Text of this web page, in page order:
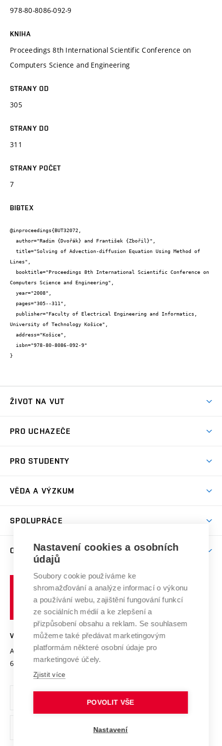
978-80-8086-092-9
KNIHA
Proceedings 8th International Scientific Conference on
Computers Science and Engineering
STRANY OD
305
STRANY DO
311
STRANY POČET
7
BIBTEX
@inproceedings{BUT32072,
Lines",
Computers Science and Engineering",
University of Technology Košice",
}
ŽIVOT NA VUT
Koleje
Sport na VUT
PRO UCHAZEČE
Dny otevřených dveří
Celoživotní vzdělávání
E-přihláška
PRO STUDENTY
Harmonogram akademického roku
Závěrečné práce
Doktorské studium
Zpracování osobních údajů studentů
Sociální bezpečí
Studium bez bariér
Podpora podnikání
VĚDA A VÝZKUM
Mezinárodní vědecká rada
Systém zajišťování kvality výzkumu
Výzkumné infrastruktury
Transfer znalostí
Open Science
Projekty
Projekty ze strukturálních fondů
Specifický výzkum
SPOLUPRÁCE
Firemní spolupráce
Zahraniční spolupráce
Spolupráce se školami
Mezinárodní dohody
Univerzitní sítě
O UNIVERZITĚ
Profil univerzity
Udržitelná univerzita
Podnikavá univerzita / ContriBUTe
Bezpečná univerzita
Vyznamenání
Organizační struktura
Ochrana osobních údajů
odkaz)
učení
technické
Brně
VYSOKÉ UČENÍ TECHNICKÉ V BRNĚ
Antonínská 548/1
602 00 Brno
www.vut.cz
vut@vutbr.cz
Nastavení cookies a osobních
údajů
Soubory cookie používáme ke
shromažďování a analýze informací o výkonu
a používání webu, zajištění fungování funkcí
ze sociálních médií a ke zlepšení a
přizpůsobení obsahu a reklam. Se souhlasem
můžeme také předávat marketingovým
platformám některé osobní údaje pro
marketingové účely.
Zjistit více
POVOLIT VŠE
Nastavení